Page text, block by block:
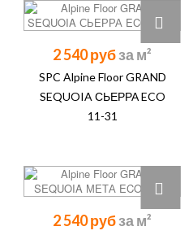
2 540 руб
SPC Alpine Floor GRAND
SEQUOIA СЬЕРРА ECO
11-31
2 540 руб